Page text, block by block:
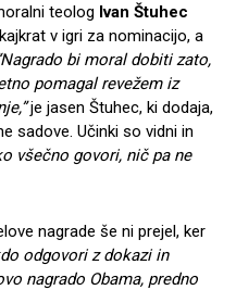
teolog Ivan Štuhec
v igri za nominacijo, a
bi moral dobiti zato,
pomagal revežem iz
je jasen Štuhec, ki dodaja,
sadove. Učinki so vidni in
všečno govori, nič pa ne
nagrade še ni prejel, ker
odgovori z dokazi in
nagrado Obama, predno